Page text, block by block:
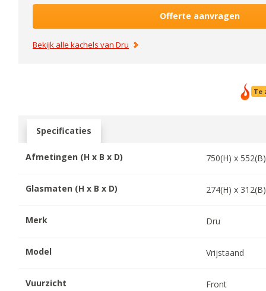
Offerte aanvragen
Bekijk alle kachels vanDru
Te
Specificaties
Afmetingen (H x B x D) 750(H) x 552
Glasmaten (H x B x D) 274(H) x 312
Merk Dru
Model Vrijstaand
Vuurzicht Front